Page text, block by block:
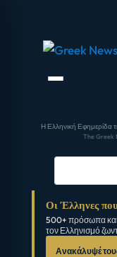
Η Ελληνική Εφημερίδα
The Greek
Οι Έλληνες που
500+ πρόσωπα
τον Ελληνισμό
Ανακάλυψέ